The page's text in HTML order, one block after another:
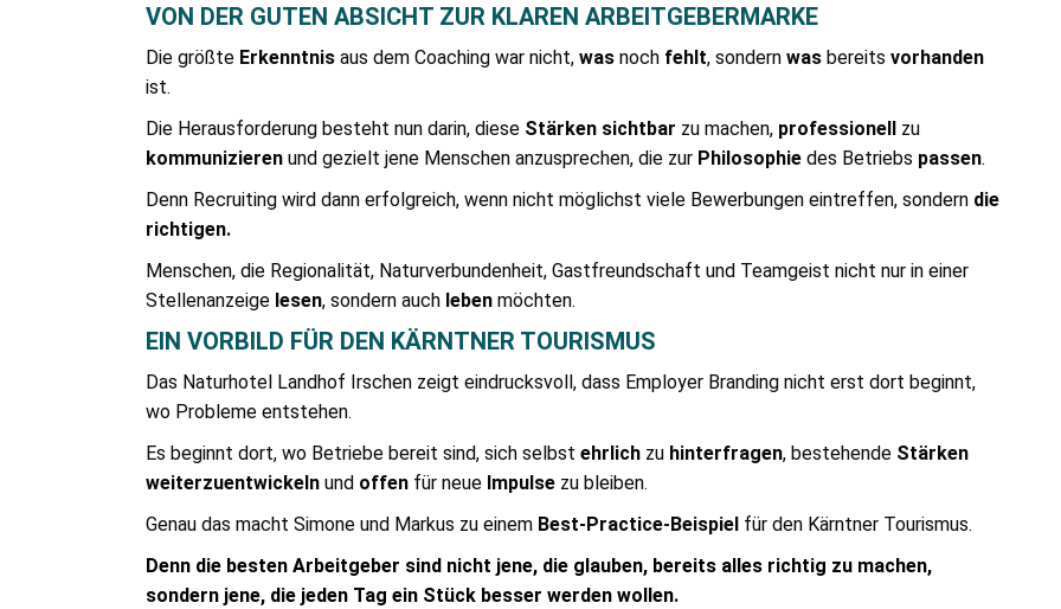
VON DER GUTEN ABSICHT ZUR KLAREN ARBEITGEBERMARKE
Die größte Erkenntnisaus dem Coaching war nicht, wasnoch fehlt, sondern wasbereits vorhanden
ist.
Die Herausforderung besteht nun darin, diese Stärken sichtbar zu machen, professionellzu
kommunizierenund gezielt jene Menschen anzusprechen, die zur Philosophiedes Betriebs passen.
Denn Recruiting wird dann erfolgreich, wenn nicht möglichst viele Bewerbungen eintreffen, sondern die
richtigen.
Menschen, die Regionalität, Naturverbundenheit, Gastfreundschaft und Teamgeist nicht nur in einer
Stellenanzeige lesen, sondern auch lebenmöchten.
EIN VORBILD FÜR DEN KÄRNTNER TOURISMUS
Das Naturhotel Landhof Irschen zeigt eindrucksvoll, dass Employer Branding nicht erst dort beginnt,
wo Probleme entstehen.
Es beginnt dort, wo Betriebe bereit sind, sich selbst ehrlichzu hinterfragen, bestehende Stärken
weiterzuentwickelnund offenfür neue Impulsezu bleiben.
Genau das macht Simone und Markus zu einem Best-Practice-Beispielfür den Kärntner Tourismus.
Denn die besten Arbeitgeber sind nicht jene, die glauben, bereits alles richtig zu machen,
sondern jene, die jeden Tag ein Stück besser werden wollen.